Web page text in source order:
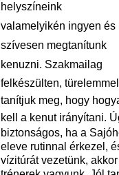
helyszíneink
valamelyikén ingyen és
szívesen megtanítunk
kenuzni. Szakmailag
felkészülten, türelemmel
tanítjuk meg, hogy
kell a kenut irányítani. Ú
biztonságos, ha a
eleve rutinnal érkezel,
vízitúrát vezetünk,